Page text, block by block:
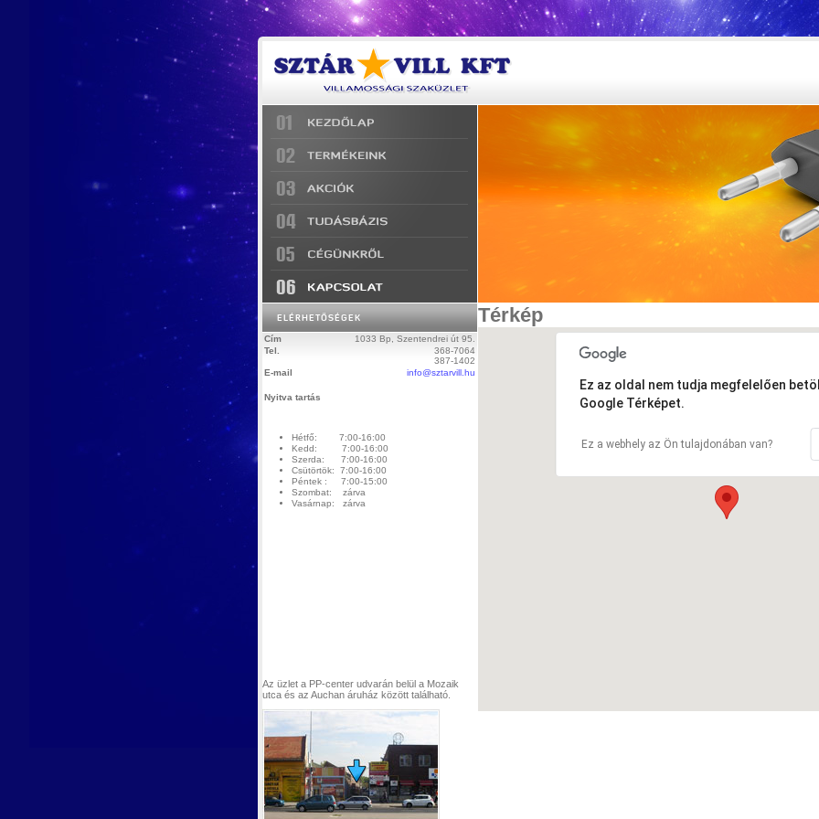
ELÉRHETŐSÉGEK
Cím
1033 Bp, Szentendrei út 95.
Tel.
368-7064
387-1402
E-mail
info@sztarvill.hu
Nyitva tartás
Hétfő: 7:00-16:00
Kedd: 7:00-16:00
Szerda: 7:00-16:00
Csütörtök: 7:00-16:00
Péntek : 7:00-15:00
Szombat: zárva
Vasárnap: zárva
Az üzlet a PP-center udvarán belül a Mozaik
utca és az Auchan áruház között található.
Térkép
Ez az oldal nem tudja megfelelően
Google Térképet.
Ez a webhely az Ön tulajdonában van?